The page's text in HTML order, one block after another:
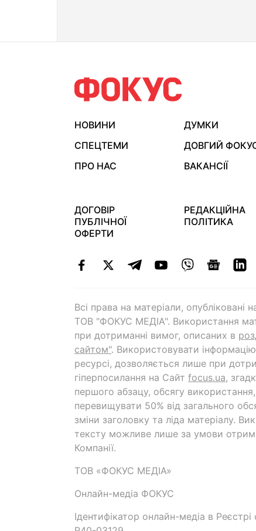
НОВИНИ ДУМКИ
СПЕЦТЕМИ
ДОВГИЙ
ПРО НАС
ВАКАНСІЇ
ДОГОВІР
ПУБЛІЧНОЇ
ОФЕРТИ
РЕДАКЦІЙНА
ПОЛІТИКА
Всі права на матеріали, опубліковані
ТОВ "ФОКУС МЕДІА". Використання
при дотриманні вимог, описаних в
сайтом". Використовувати
ресурсі, дозволяється лише при
гіперпосилання на Cайт focus.ua,
першого абзацу, обсягу
перевищувати 50% від загального
зміни заголовку та ліда матеріалу.
тексту можливе лише за умови
Компанії.
ТОВ «ФОКУС МЕДІА»
Онлайн-медіа ФОКУС
Ідентифікатор онлайн-медіа в Реєстрі